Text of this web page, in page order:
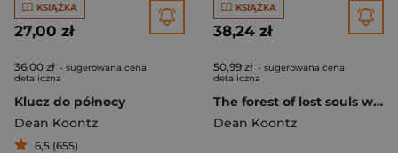
KSIĄŻKA
27,00 zł
36,00 zł - sugerowana cena
detaliczna
Klucz do północy
Dean Koontz
6,5 (655)
KSIĄŻKA
38,24 zł
50,99 zł - sugerowana cena
detaliczna
The forest of lost souls wer. angielska
Dean Koontz